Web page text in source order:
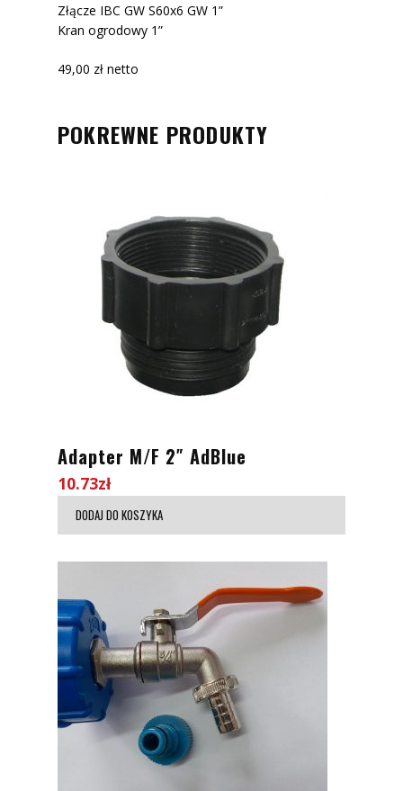
Złącze IBC GW S60x6 GW 1”
Kran ogrodowy 1”
49,00 zł netto
POKREWNE PRODUKTY
Adapter M/F 2″ AdBlue
10.73zł
DODAJ DO KOSZYKA